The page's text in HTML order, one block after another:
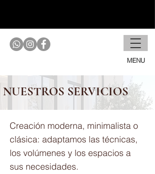
MENU
NUESTROS SERVICIOS
Creación moderna, minimalista o
clásica: adaptamos las técnicas,
los volúmenes y los espacios a
sus necesidades.